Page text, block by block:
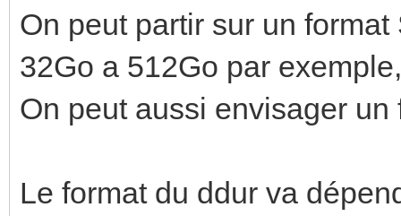
On peut partir sur un
32Go a 512Go par
On peut aussi envisager un
Le format du ddur va